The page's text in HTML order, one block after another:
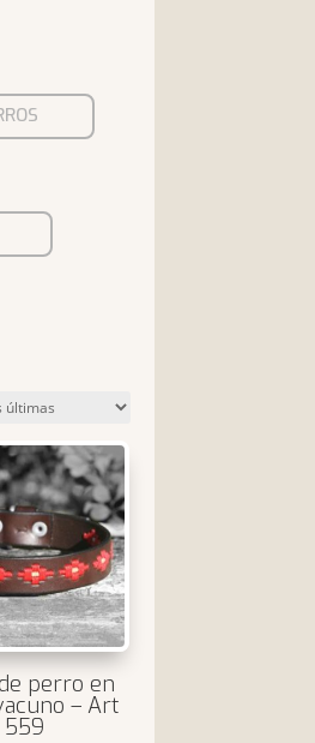
perro en
– Art
559